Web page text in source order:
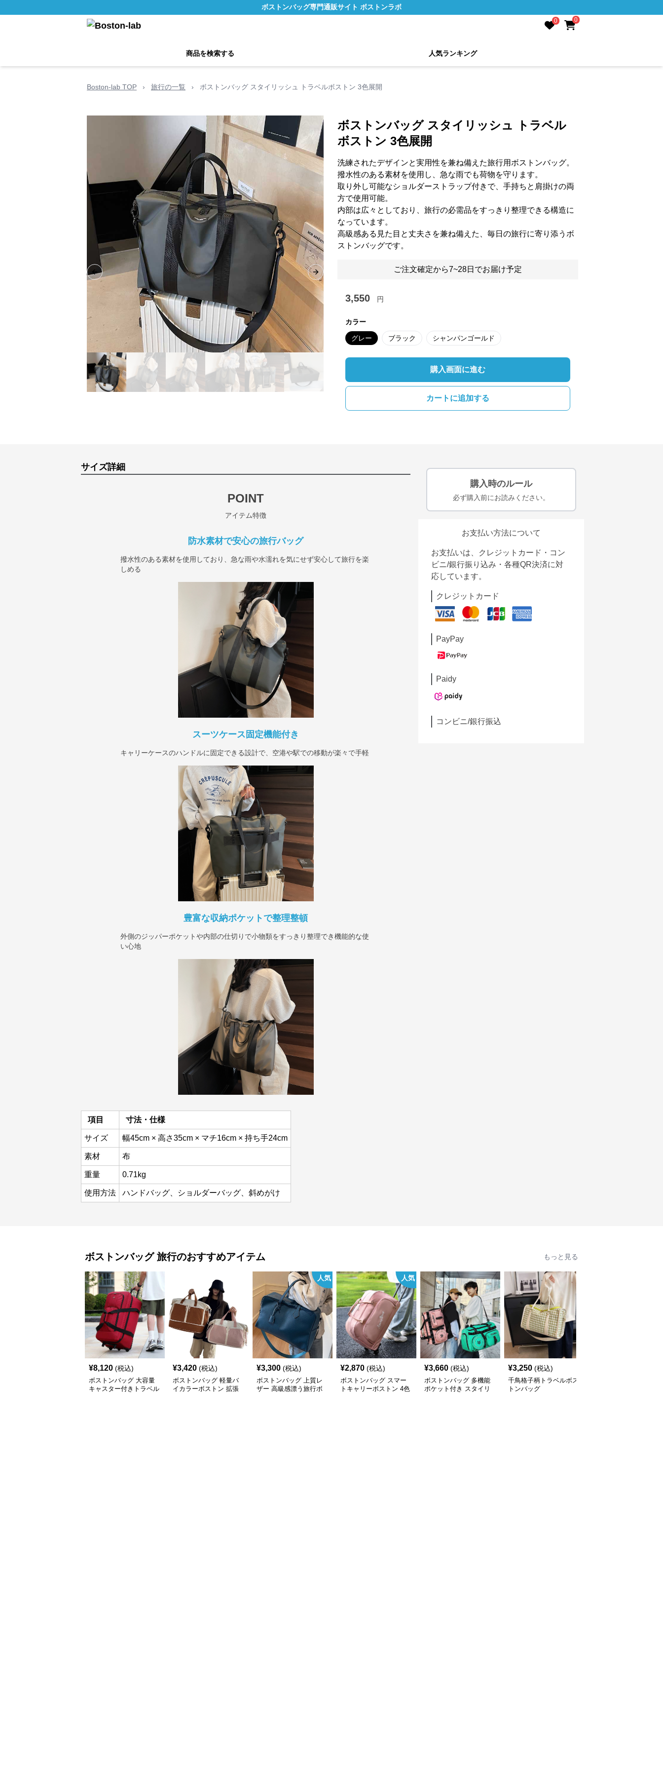
ボストンバッグ専門通販サイト ボストンラボ
0 0
商品を検索する 人気ランキング
Boston-lab TOP › 旅行の一覧 › ボストンバッグ スタイリッシュ トラベルボストン 3色展開
Previous slide Next slide
ボストンバッグ スタイリッシュ トラベル
ボストン 3色展開
洗練されたデザインと実用性を兼ね備えた旅行用ボストンバッグ。
撥水性のある素材を使用し、急な雨でも荷物を守ります。
取り外し可能なショルダーストラップ付きで、手持ちと肩掛けの両
方で使用可能。
内部は広々としており、旅行の必需品をすっきり整理できる構造に
なっています。
高級感ある見た目と丈夫さを兼ね備えた、毎日の旅行に寄り添うボ
ストンバッグです。
ご注文確定から7~28日でお届け予定
3,550 円
カラー
グレー ブラック シャンパンゴールド
購入画面に進む
カートに追加する
サイズ詳細
POINT
アイテム特徴
防水素材で安心の旅行バッグ
撥水性のある素材を使用しており、急な雨や水濡れを気にせず安心して旅行を楽
しめる
スーツケース固定機能付き
キャリーケースのハンドルに固定できる設計で、空港や駅での移動が楽々で手軽
豊富な収納ポケットで整理整頓
外側のジッパーポケットや内部の仕切りで小物類をすっきり整理でき機能的な使
い心地
項目 寸法・仕様
サイズ 幅45cm × 高さ35cm × マチ16cm × 持ち手24cm
素材 布
重量 0.71kg
使用方法 ハンドバッグ、ショルダーバッグ、斜めがけ
購入時のルール
必ず購入前にお読みください。
お支払い方法について
お支払いは、クレジットカード・コン
ビニ/銀行振り込み・各種QR決済に対
応しています。
クレジットカード
PayPay
Paidy
コンビニ/銀行振込
ボストンバッグ 旅行のおすすめアイテム もっと見る
¥8,120 (税込)
ボストンバッグ 大容量
キャスター付きトラベル
¥3,420 (税込)
ボストンバッグ 軽量バ
イカラーボストン 拡張
人気
¥3,300 (税込)
ボストンバッグ 上質レ
ザー 高級感漂う旅行ボ
人気
¥2,870 (税込)
ボストンバッグ スマー
トキャリーボストン 4色
¥3,660 (税込)
ボストンバッグ 多機能
ポケット付き スタイリ
¥3,250 (税込)
千鳥格子柄トラベルボス
トンバッグ